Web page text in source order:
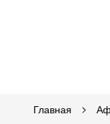
Главная